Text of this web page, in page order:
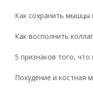
Как сохранить мышцы
Как восполнить
5 признаков того,
Похудение и костная